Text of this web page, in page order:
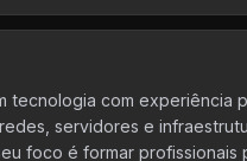
tecnologia com experiência
servidores e
foco é formar profissionais